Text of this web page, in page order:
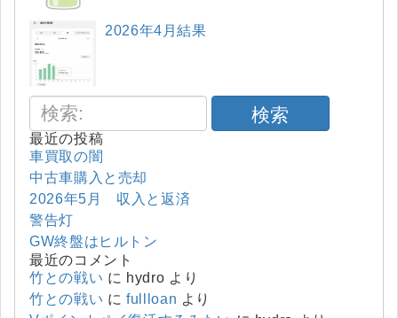
2026年4月結果
検索
最近の投稿
車買取の闇
中古車購入と売却
2026年5月 収入と返済
警告灯
GW終盤はヒルトン
最近のコメント
竹との戦い に hydro より
竹との戦い にfullloan より